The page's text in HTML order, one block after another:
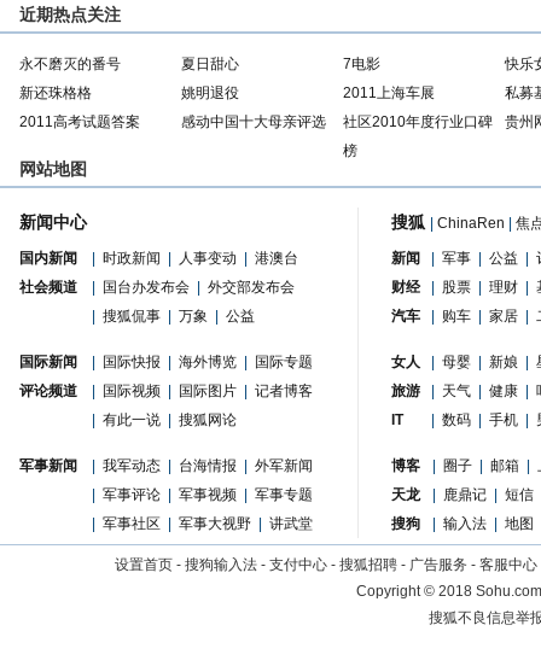
近期热点关注
永不磨灭的番号 夏日甜心 7电影
快乐
新还珠格格
姚明退役 2011上海车展
私募
2011高考试题答案
感动中国十大母亲评选
社区2010年度行业口碑
榜
贵州
网站地图
新闻中心
国内新闻 时政新闻 人事变动
港澳台
国台办发布会 外交部发布会
社会频道
搜狐侃事 万象 公益
国际新闻 国际快报 海外博览
国际专题
国际视频 国际图片 记者博客
评论频道
有此一说 搜狐网论
军事新闻 我军动态 台海情报
外军新闻
军事评论 军事视频
军事专题
军事社区 军事大视野 讲武堂
搜狐 ChinaRen 焦
新闻 军事 公益
财经
股票 理财
汽车
购车 家居
女人 母婴 新娘
旅游
天气 健康
IT
数码 手机
博客 圈子 邮箱
天龙
鹿鼎记
短信
搜狗
输入法 地图
设置首页 - 搜狗输入法 - 支付中心 - 搜狐招聘 - 广告服务 - 客服中心
Copyright©2018
搜狐不良信息举